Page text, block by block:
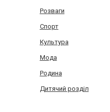
Розваги
Спорт
Культура
Мода
Родина
Дитячий розділ